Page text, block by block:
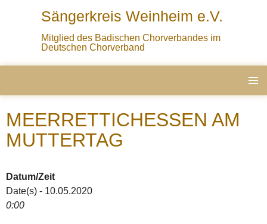
Sängerkreis Weinheim e.V.
Mitglied des Badischen Chorverbandes im
Deutschen Chorverband
SPRINGEN
MEERRETTICHESSEN AM
MUTTERTAG
Datum/Zeit
Date(s) - 10.05.2020
0:00